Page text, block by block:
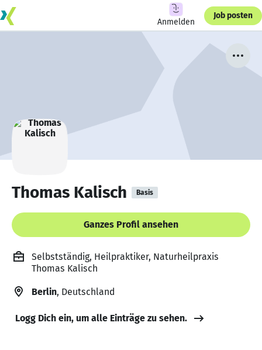
Anmelden
Job posten
Thomas Kalisch Basis
Ganzes Profil ansehen
Selbstständig, Heilpraktiker, Naturheilpraxis
Thomas Kalisch
Berlin, Deutschland
Logg Dich ein, um alle Einträge zu sehen.